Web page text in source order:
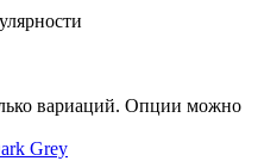
вариаций. Опции можно
Grey